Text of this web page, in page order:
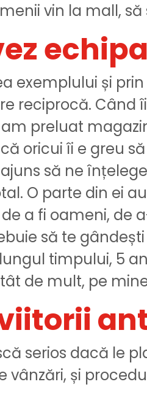
vin la mall, să
echipa
exemplului și
reciprocă.
preluat
oricui îi e greu
să ne
O parte din ei
a fi oameni, de
să te
timpului, 5
de mult, pe
serios dacă le
vânzări, și